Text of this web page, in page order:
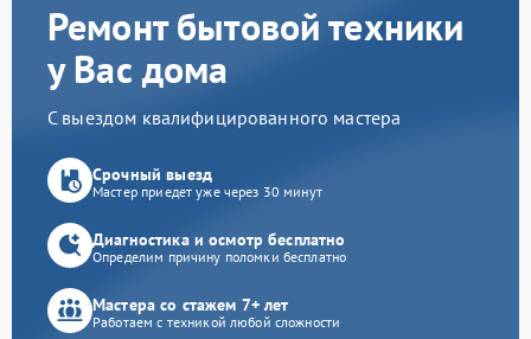
Ремонт бытовой техники
у Вас дома
С выездом квалифицированного мастера
Срочный выезд
Мастер приедет уже через 30 минут
Диагностика и осмотр бесплатно
Определим причину поломки бесплатно
Мастера со стажем 7+ лет
Работаем с техникой любой сложности